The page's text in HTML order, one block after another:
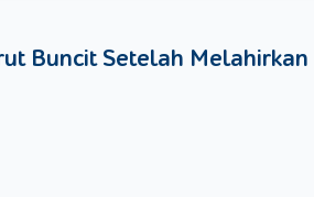
Buncit Setelah Melahirkan